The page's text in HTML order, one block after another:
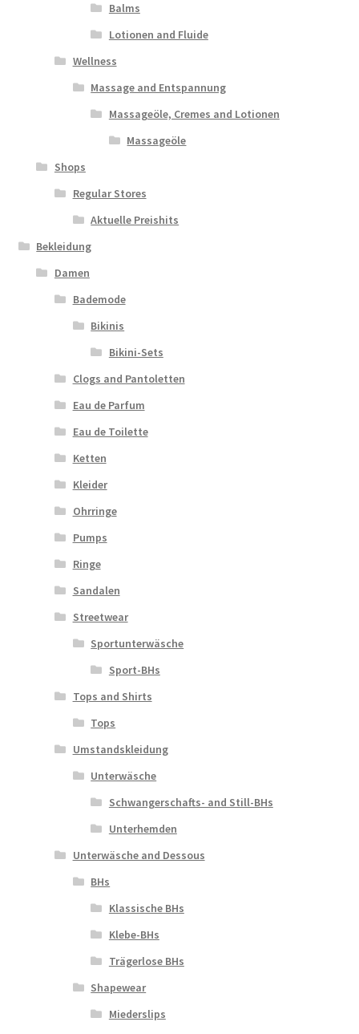
Balms
Lotionen and Fluide
Wellness
Massage and Entspannung
Massageöle, Cremes and Lotionen
Massageöle
Shops
Regular Stores
Aktuelle Preishits
Bekleidung
Damen
Bademode
Bikinis
Bikini-Sets
Clogs and Pantoletten
Eau de Parfum
Eau de Toilette
Ketten
Kleider
Ohrringe
Pumps
Ringe
Sandalen
Streetwear
Sportunterwäsche
Sport-BHs
Tops and Shirts
Tops
Umstandskleidung
Unterwäsche
Schwangerschafts- and Still-BHs
Unterhemden
Unterwäsche and Dessous
BHs
Klassische BHs
Klebe-BHs
Trägerlose BHs
Shapewear
Miederslips